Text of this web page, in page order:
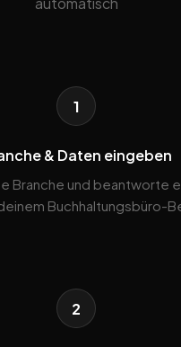
1
& Daten eingeben
Branche und beantworte
Buchhaltungsbüro-
2